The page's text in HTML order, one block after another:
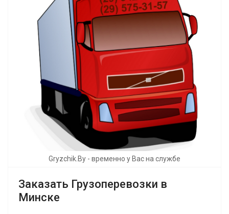
Gryzchik.By - временно у Вас на службе
Заказать Грузоперевозки в
Минске